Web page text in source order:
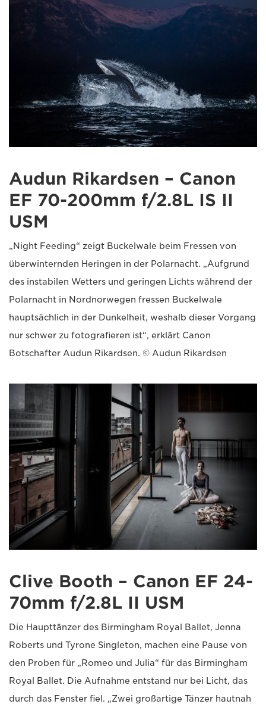
Audun Rikardsen – Canon
EF 70-200mm f/2.8L IS II
USM
„Night Feeding“ zeigt Buckelwale beim Fressen von
überwinternden Heringen in der Polarnacht. „Aufgrund
des instabilen Wetters und geringen Lichts während der
Polarnacht in Nordnorwegen fressen Buckelwale
hauptsächlich in der Dunkelheit, weshalb dieser Vorgang
nur schwer zu fotografieren ist“, erklärt Canon
Botschafter Audun Rikardsen. © Audun Rikardsen
Clive Booth – Canon EF 24-
70mm f/2.8L II USM
Die Haupttänzer des Birmingham Royal Ballet, Jenna
Roberts und Tyrone Singleton, machen eine Pause von
den Proben für „Romeo und Julia“ für das Birmingham
Royal Ballet. Die Aufnahme entstand nur bei Licht, das
durch das Fenster fiel. „Zwei großartige Tänzer hautnah